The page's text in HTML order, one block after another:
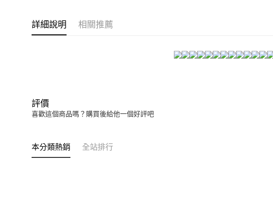
３．未成
詳細說明 相關推薦
評價
喜歡這個商品嗎？購買後給他一個好評吧
本分類熱銷 全站排行